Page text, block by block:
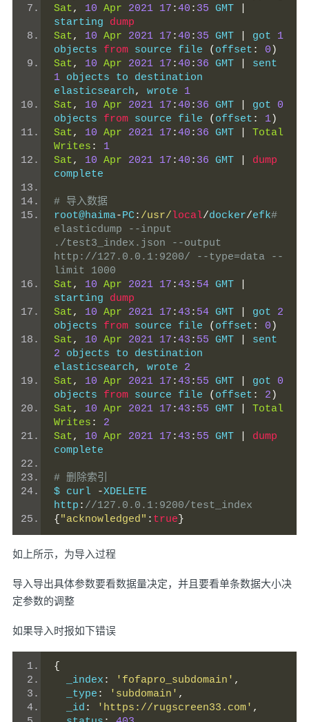
Sat, 10 Apr 2021 17 :40 : 35 GMT
starting dump
Sat, 10 Apr 2021 17 :40 : 35 GMT got 1
objects from source file ( offset : 0 )
Sat, 10 Apr 2021 17 :40 : 36 GMT
1 objects to destination
elasticsearch, wrote 1
Sat, 10 Apr 2021 17 :40 : 36 GMT got 0
objects from source file ( offset : 1)
Sat, 10 Apr 2021 17 :40 : 36 GMT
Total
Writes :
1
Sat, 10 Apr 2021 17 :40 : 36 GMT
dump
complete
# 导入数据
root@haima-PC: /usr/local/docker/efk#
elasticdump --input
./test3_index.json --output
http://127.0.0.1:9200/ --type=data --
limit 1000
Sat, 10 Apr 2021 17 :43 : 54 GMT
starting dump
Sat, 10 Apr 2021 17 :43 : 54 GMT got 2
objects from source file ( offset : 0 )
Sat, 10 Apr 2021 17 :43 : 55 GMT
2 objects to destination
elasticsearch, wrote 2
Sat, 10 Apr 2021 17 :43 : 55 GMT got 0
objects from source file ( offset : 2 )
Sat, 10 Apr 2021 17 :43 : 55 GMT
Total
Writes :
2
Sat, 10 Apr 2021 17 :43 : 55 GMT
dump
complete
# 删除索引
$ curl
-XDELETE
http : //127.0.0.1:9200/test_index
{ "acknowledged" : true }
如上所示，为导入过程
导入导出具体参数要看数据量决定，并且要看单条数据大小决
定参数的调整
如果导入时报如下错误
{
  _index
: 'fofapro_subdomain' ,
  _type
: 'subdomain' ,
  _id
: 'https://rugscreen33.com' ,